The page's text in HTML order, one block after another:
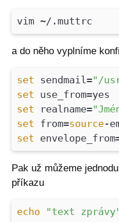
vim ~/.muttrc
a do něho vyplníme
set sendmail="/
set use_from=yes
set realname=
set from=source-
set
Pak už můžeme
příkazu
echo "text